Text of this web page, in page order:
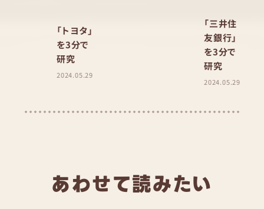
「トヨタ」
を3分で
研究
2024.05.29
「三井住
友銀行」
を3分で
研究
2024.05.29
あわせて読みたい